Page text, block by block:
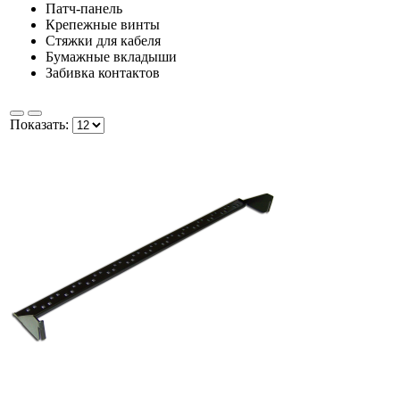
Патч-панель
Крепежные винты
Стяжки для кабеля
Бумажные вкладыши
Забивка контактов
Показать: